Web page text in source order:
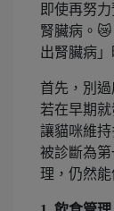
即使再努
腎臟病。
出腎臟病
首先，別
若在早期
讓貓咪維
被診斷為
理，仍然